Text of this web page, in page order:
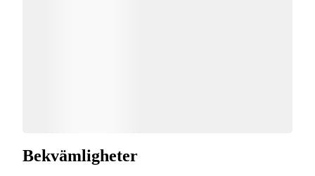
Bekvämligheter